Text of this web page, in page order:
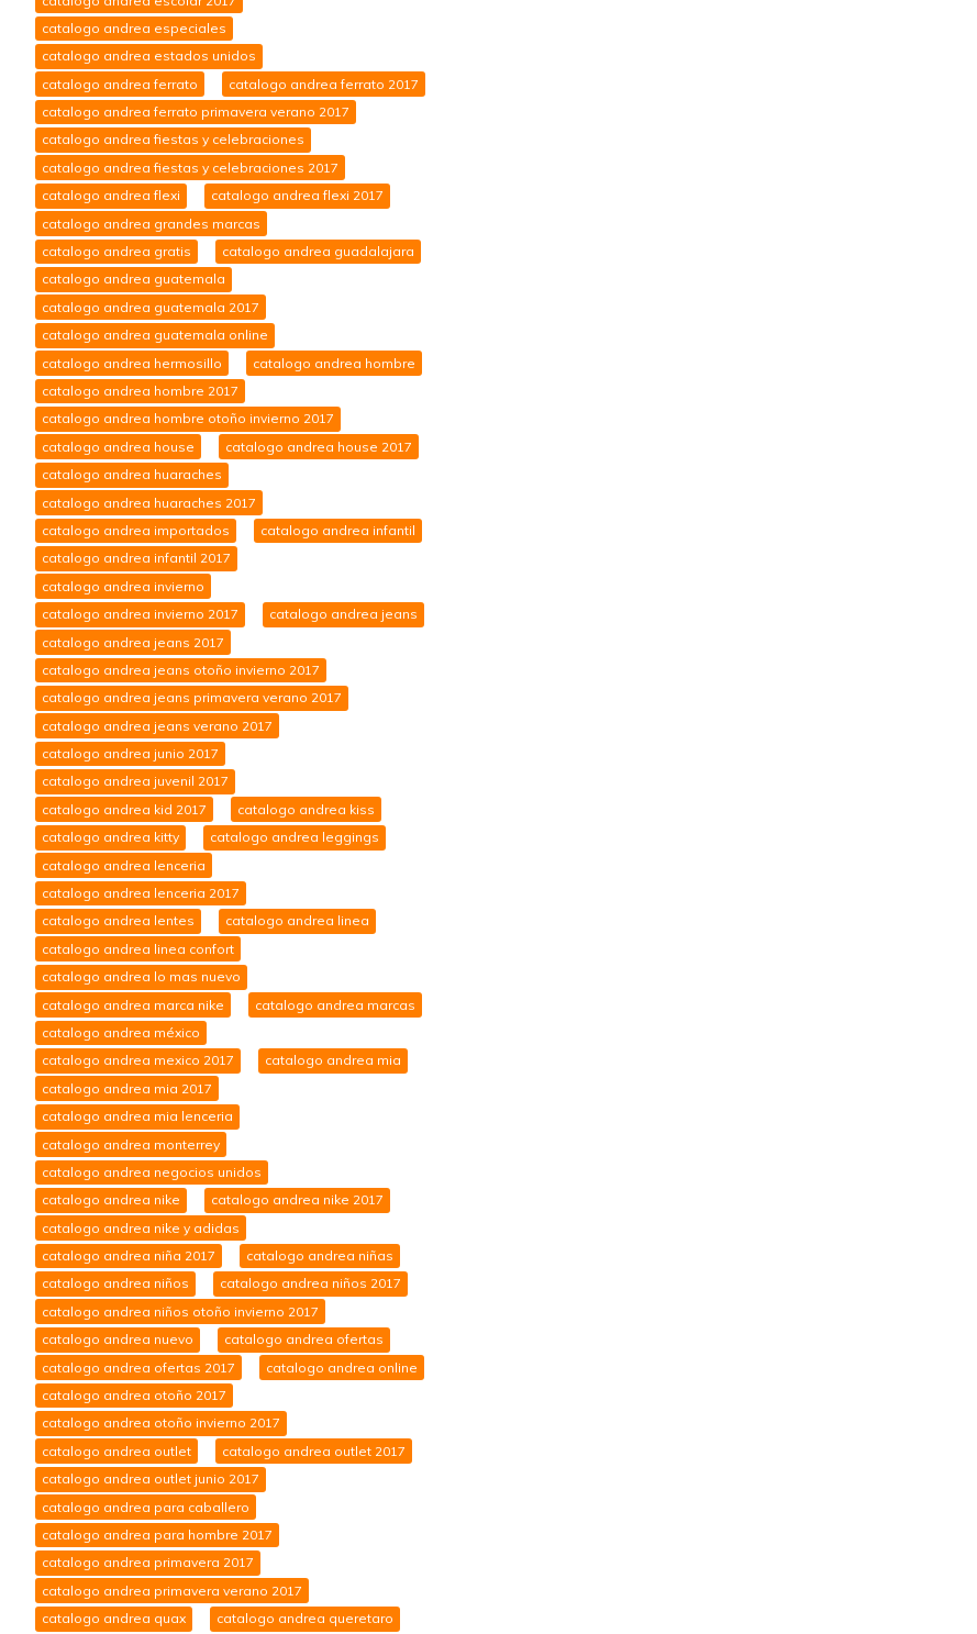
catalogo andrea especiales
catalogo andrea estados unidos
catalogo andrea ferrato
catalogo andrea ferrato 2017
catalogo andrea ferrato primavera verano 2017
catalogo andrea fiestas y celebraciones
catalogo andrea fiestas y celebraciones 2017
catalogo andrea flexi
catalogo andrea flexi 2017
catalogo andrea grandes marcas
catalogo andrea gratis
catalogo andrea guadalajara
catalogo andrea guatemala
catalogo andrea guatemala 2017
catalogo andrea guatemala online
catalogo andrea hermosillo
catalogo andrea hombre
catalogo andrea hombre 2017
catalogo andrea hombre otoño invierno 2017
catalogo andrea house
catalogo andrea house 2017
catalogo andrea huaraches
catalogo andrea huaraches 2017
catalogo andrea importados
catalogo andrea infantil
catalogo andrea infantil 2017
catalogo andrea invierno
catalogo andrea invierno 2017
catalogo andrea jeans
catalogo andrea jeans 2017
catalogo andrea jeans otoño invierno 2017
catalogo andrea jeans primavera verano 2017
catalogo andrea jeans verano 2017
catalogo andrea junio 2017
catalogo andrea juvenil 2017
catalogo andrea kid 2017
catalogo andrea kiss
catalogo andrea kitty
catalogo andrea leggings
catalogo andrea lenceria
catalogo andrea lenceria 2017
catalogo andrea lentes
catalogo andrea linea
catalogo andrea linea confort
catalogo andrea lo mas nuevo
catalogo andrea marca nike
catalogo andrea marcas
catalogo andrea méxico
catalogo andrea mexico 2017
catalogo andrea mia
catalogo andrea mia 2017
catalogo andrea mia lenceria
catalogo andrea monterrey
catalogo andrea negocios unidos
catalogo andrea nike
catalogo andrea nike 2017
catalogo andrea nike y adidas
catalogo andrea niña 2017
catalogo andrea niñas
catalogo andrea niños
catalogo andrea niños 2017
catalogo andrea niños otoño invierno 2017
catalogo andrea nuevo
catalogo andrea ofertas
catalogo andrea ofertas 2017
catalogo andrea online
catalogo andrea otoño 2017
catalogo andrea otoño invierno 2017
catalogo andrea outlet
catalogo andrea outlet 2017
catalogo andrea outlet junio 2017
catalogo andrea para caballero
catalogo andrea para hombre 2017
catalogo andrea primavera 2017
catalogo andrea primavera verano 2017
catalogo andrea quax
catalogo andrea queretaro